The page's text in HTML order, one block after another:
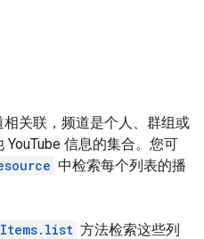
关联，频道是个人、群组或
信息的集合。您可
中检索每个列表的播
方法检索这些列